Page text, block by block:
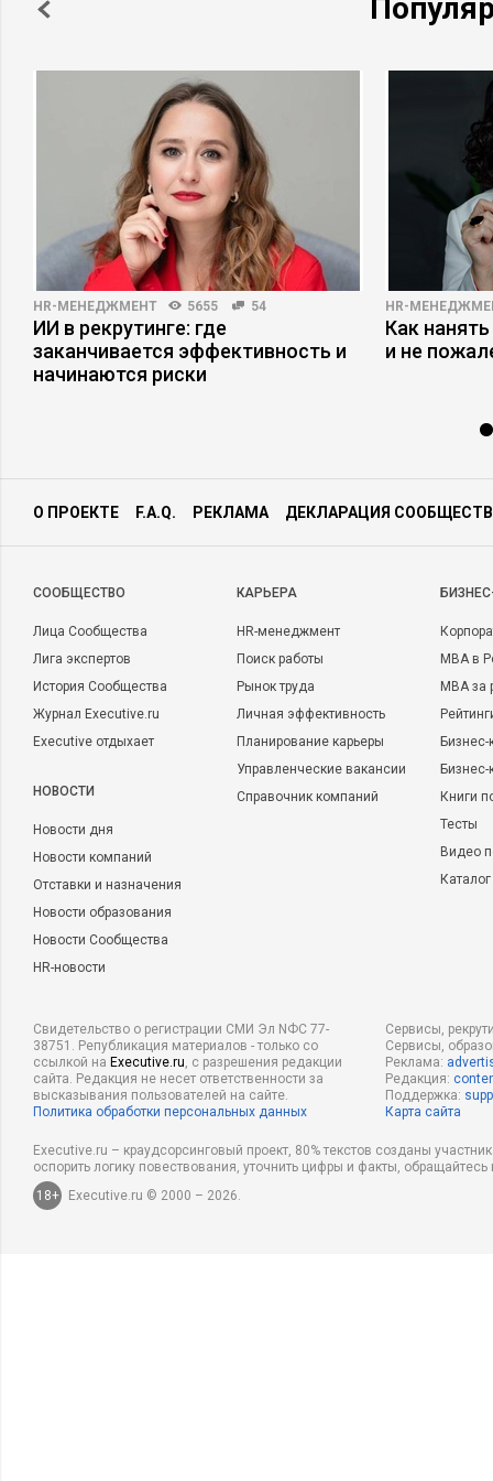
HR-МЕНЕДЖМЕНТ 5655 54
ИИ в рекрутинге: где
заканчивается эффективность и
начинаются риски
HR-
Как
и не
О ПРОЕКТЕ F.A.Q. РЕКЛАМА ДЕКЛАРАЦИЯ
CООБЩЕСТВО
Лица Сообщества
Лига экспертов
История Сообщества
Журнал Executive.ru
Executive отдыхает
НОВОСТИ
Новости дня
Новости компаний
Отставки и назначения
Новости образования
Новости Сообщества
HR-новости
КАРЬЕРА
HR-менеджмент
Поиск работы
Рынок труда
Личная эффективность
Планирование карьеры
Управленческие вакансии
Справочник компаний
MBA в
MBA
Бизнес-
Книги
Тесты
Видео
Свидетельство о регистрации СМИ Эл NФС 77-
38751. Републикация материалов - только со
ссылкой на Executive.ru, с разрешения редакции
сайта. Редакция не несет ответственности за
высказывания пользователей на сайте.
Политика обработки персональных данных
Сервисы,
Сервисы,
Реклама:
Редакция:
Поддержка:
Карта сайта
Executive.ru – краудсорсинговый проект, 80% текстов созданы
оспорить логику повествования, уточнить цифры и факты,
18+
Executive.ru © 2000 – 2026.